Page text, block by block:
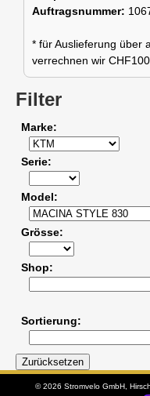
Auftragsnummer:
* für Auslieferung über
verrechnen wir CHF100
Filter
Marke
Serie
Model
Grösse
Shop
Sortierung
© 2026 Stromvelo GmbH,